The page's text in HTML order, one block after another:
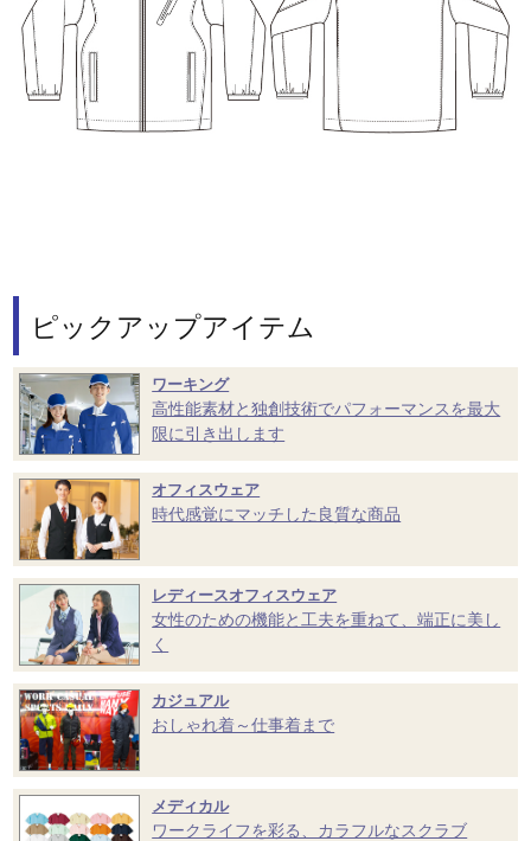
ピックアップアイテム
ワーキング
高性能素材と独創技術でパフォーマンスを最大
限に引き出します
オフィスウェア
時代感覚にマッチした良質な商品
レディースオフィスウェア
女性のための機能と工夫を重ねて、端正に美し
く
カジュアル
おしゃれ着～仕事着まで
メディカル
ワークライフを彩る、カラフルなスクラブ